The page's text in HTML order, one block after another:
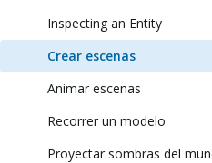
Inspecting an Entity
Crear escenas
Animar escenas
Recorrer un modelo
Proyectar sombras del